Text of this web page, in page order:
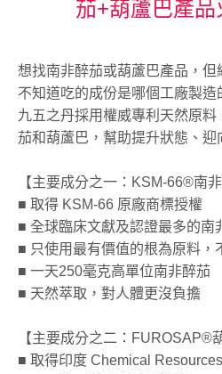
茄+葫蘆巴產品
想找南非醉茄或葫蘆巴產品，
不知道吃的成份是哪個工廠製造
九五之丹採用權威專利天然原
茄和葫蘆巴，幫助提升狀態、迎
【主要成分之一：KSM-66®南非
■ 取得 KSM-66 原廠商標授權
■ 全球臨床文獻及認證最多的南
■ 只使用最有價值的根為原料，
■ 一天250毫克高單位南非醉茄
■ 天然萃取，對人體更沒負擔
【主要成分之二：FUROSAP®
■ 取得印度 Chemical